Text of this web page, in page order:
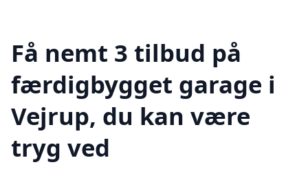
Få nemt 3 tilbud på
færdigbygget garage i
Vejrup, du kan være
tryg ved